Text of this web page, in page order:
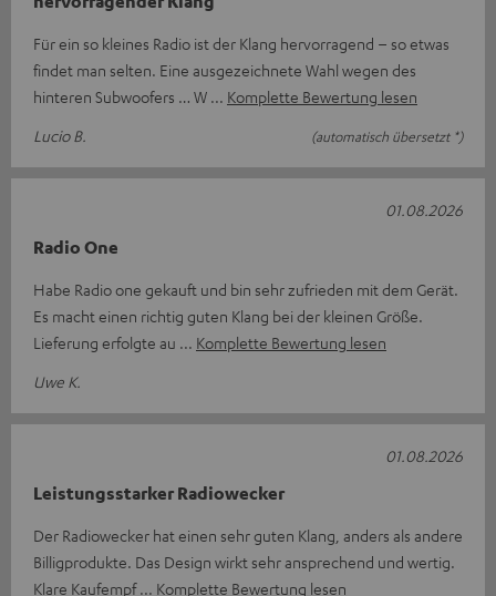
Für ein so kleines Radio ist der Klang hervorragend – so etwas
findet man selten. Eine ausgezeichnete Wahl wegen des
hinteren Subwoofers … W
Komplette Bewertung lesen
Lucio B.
(automatisch übersetzt *)
Radio One
Habe Radio one gekauft und bin sehr zufrieden mit dem Gerät.
Es macht einen richtig guten Klang bei der kleinen Größe.
Lieferung erfolgte au
Komplette Bewertung lesen
Uwe K.
01.08.2026
Leistungsstarker Radiowecker
Der Radiowecker hat einen sehr guten Klang, anders als andere
Billigprodukte. Das Design wirkt sehr ansprechend und wertig.
Klare Kaufempf
Komplette Bewertung lesen
01.08.2026